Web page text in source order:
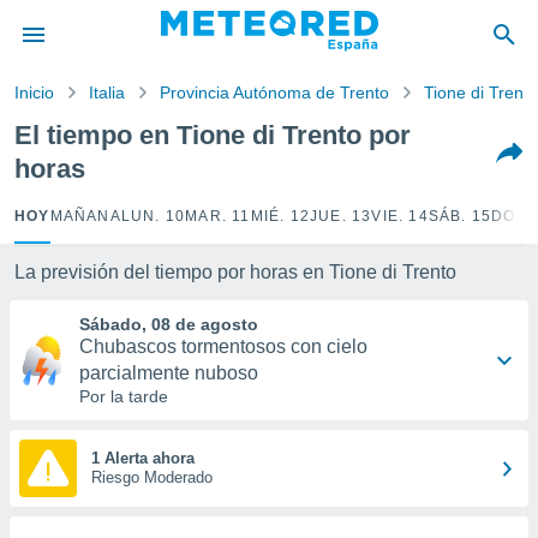
por
para
la
calidad.
a este
las
y
forma
Inicio Italia Provincia Autónoma de Trento Tione di Trento
El tiempo en Tione di Trento por
horas
HOY MAÑANA LUN. 10 MAR. 11 MIÉ. 12JUE. 13VIE. 14SÁB. 15
La previsión del tiempo por horas en Tione di Trento
Sábado, 08 de agosto
Chubascos tormentosos con cielo
parcialmente nuboso
Por la tarde
1 Alerta ahora
Riesgo Moderado